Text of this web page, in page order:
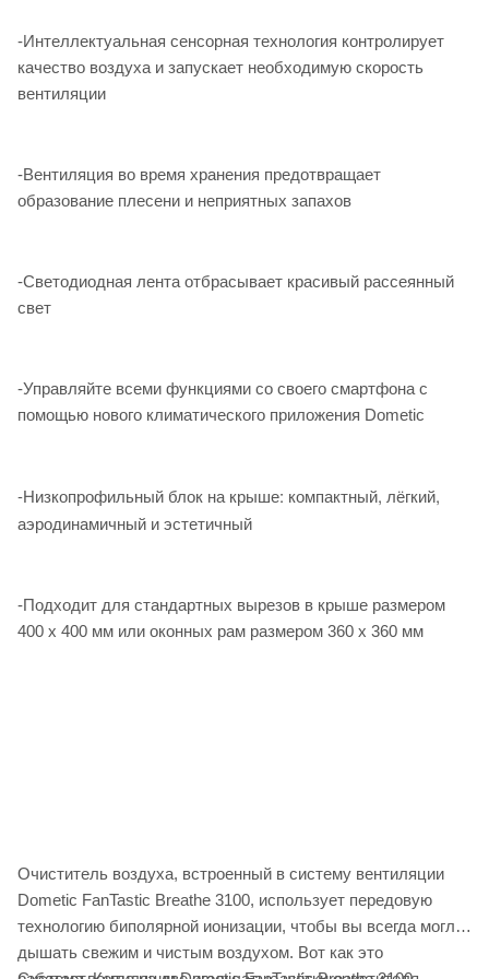
-Интеллектуальная сенсорная технология контролирует
качество воздуха и запускает необходимую скорость
вентиляции
-Вентиляция во время хранения предотвращает
образование плесени и неприятных запахов
-Светодиодная лента отбрасывает красивый рассеянный
свет
-Управляйте всеми функциями со своего смартфона с
помощью нового климатического приложения Dometic
-Низкопрофильный блок на крыше: компактный, лёгкий,
аэродинамичный и эстетичный
-Подходит для стандартных вырезов в крыше размером
400 x 400 мм или оконных рам размером 360 x 360 мм
Очиститель воздуха, встроенный в систему вентиляции
Dometic FanTastic Breathe 3100, использует передовую
технологию биполярной ионизации, чтобы вы всегда могли
дышать свежим и чистым воздухом. Вот как это